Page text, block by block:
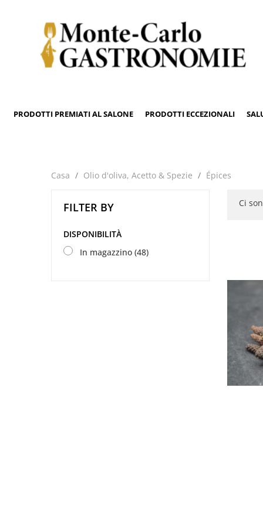
PRODOTTI PREMIATI AL SALONE PRODOTTI ECCEZIONALI
Casa Olio d'oliva, Acetto & Spezie Épices
FILTER BY
DISPONIBILITÀ
In magazzino (48)
Ci